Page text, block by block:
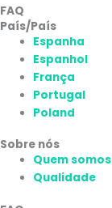
FAQ
País/País
Espanha
Espanhol
França
Portugal
Poland
Sobre nós
Quem somos
Qualidade